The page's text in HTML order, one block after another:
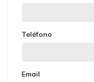
Teléfono
Email